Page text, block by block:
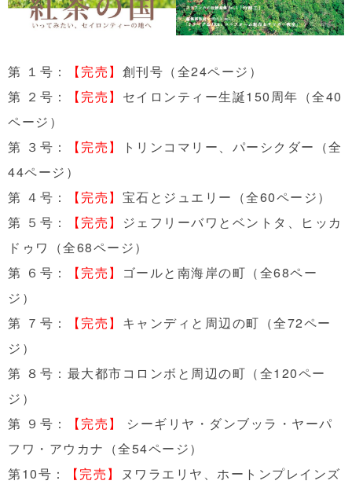
第 １号： 【完売】 創刊号（全24ページ）
第 ２号：
【完売】 セイロンティー生誕150周年（全40
ページ）
第 ３号：
【完売】
トリンコマリー、パーシクダー（全
44ページ）
第 ４号：
【完売】 宝石とジュエリー（全60ページ）
第 ５号：
【完売】
ジェフリーバワとベントタ、ヒッカ
ドゥワ（全68ページ）
第 ６号：
【完売】
ゴールと南海岸の町（全68ペー
ジ）
第 ７号：
【完売】 キャンディと周辺の町（全72ペー
ジ）
第 ８号：最大都市コロンボと周辺の町（全120ペー
ジ）
第 ９号：
【完売】
シーギリヤ・ダンブッラ・ヤーパ
フワ・アウカナ（全54ページ）
第10号：
【完売】
ヌワラエリヤ、ホートンプレインズ